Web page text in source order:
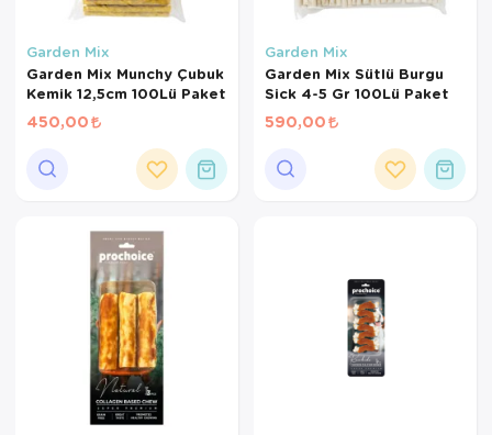
Garden Mix
Garden Mix Munchy Çubuk
Kemik 12,5cm 100Lü Paket
450,00
Garden Mix
Garden Mix Sütlü Burgu
Sick 4-5 Gr 100Lü Paket
590,00